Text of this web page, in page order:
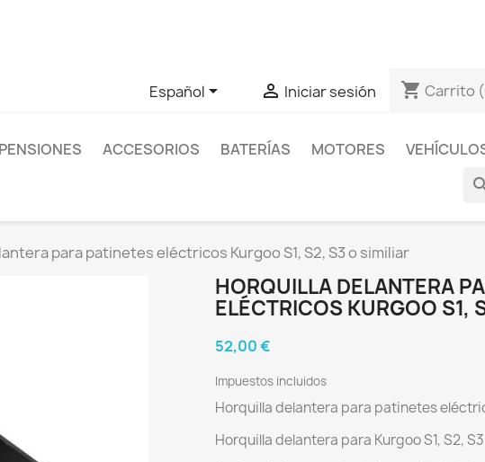
Español  Iniciar sesión shopping_cart Carrito
ACCESORIOS BATERÍAS MOTORES
para patinetes eléctricos Kurgoo S1, S2, S3 o similiar
HORQUILLA DELANTERA
ELÉCTRICOS KURGOO S1,
52,00 €
Impuestos incluidos
Horquilla delantera para patinetes
Horquilla delantera para Kurgoo S1, S2,